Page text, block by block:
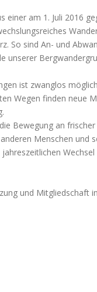
einer am 1. Juli 2016
So sind An- und
unserer
ist zwanglos
Wegen finden neue
Bewegung an
Menschen und
Wechsel
und Mitgliedschaft